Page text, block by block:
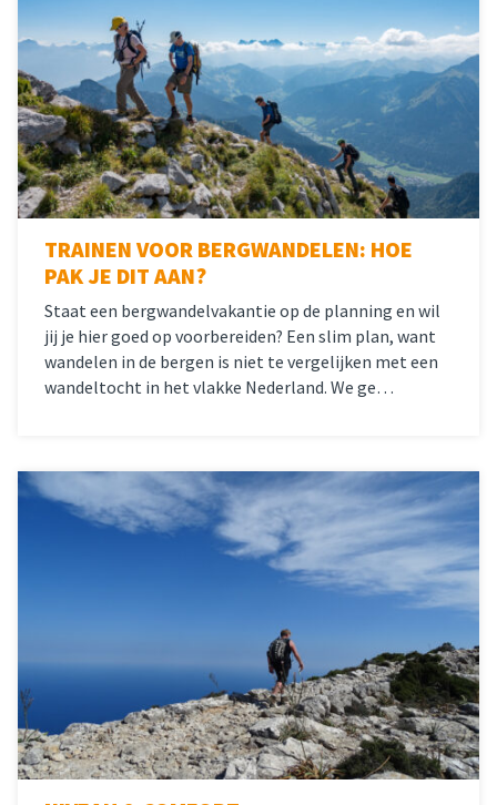
TRAINEN VOOR BERGWANDELEN: HOE
PAK JE DIT AAN?
Staat een bergwandelvakantie op de planning en wil
jij je hier goed op voorbereiden? Een slim plan, want
wandelen in de bergen is niet te vergelijken met een
wandeltocht in het vlakke Nederland. We ge…